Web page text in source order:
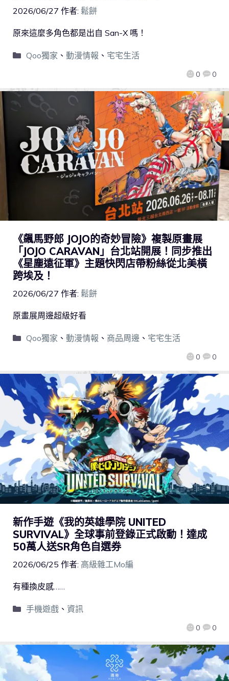
2026/06/27 作者: 鬆餅
0 0
原來這麼多角色都是出自 San-X 嗎！
Qoo獨家 、 動漫情報 、 宅宅生活
《飆馬野郎 JOJO的奇妙冒險》複製原畫展
「JOJO CARAVAN」台北站開展！同步推出
《星塵遠征軍》主題快閃店帶粉絲從北美橫
跨埃及！
2026/06/27 作者: 鬆餅
0 0
原畫展周邊超級好看
Qoo獨家 、 動漫情報 、 商品周邊 、 宅宅生活
新作手遊《我的英雄學院 UNITED
SURVIVAL》全球事前登錄正式啟動！達成
50萬人送SR角色自選券
2026/06/25 作者: 高級雜工Mo編
0 0
有種換皮感……
手機遊戲、 資訊